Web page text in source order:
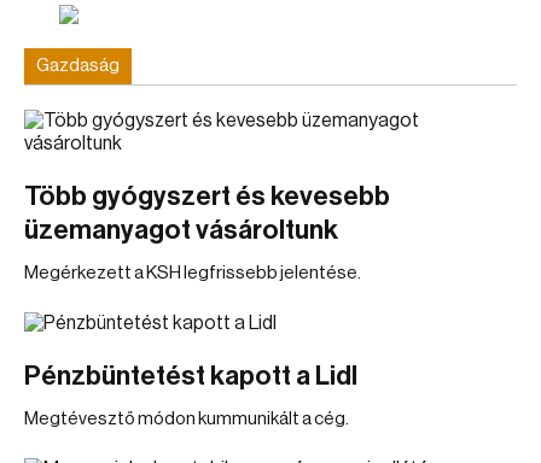
Gazdaság
Több gyógyszert és kevesebb
üzemanyagot vásároltunk
Megérkezett a KSH legfrissebb jelentése.
Pénzbüntetést kapott a Lidl
Megtévesztő módon kummunikált a cég.